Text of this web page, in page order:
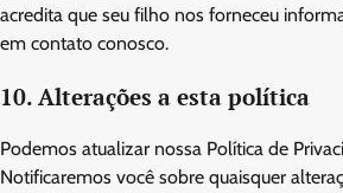
acredita que seu filho nos forneceu
em contato conosco.
10. Alterações a esta política
Podemos atualizar nossa Política de
Notificaremos você sobre quaisquer